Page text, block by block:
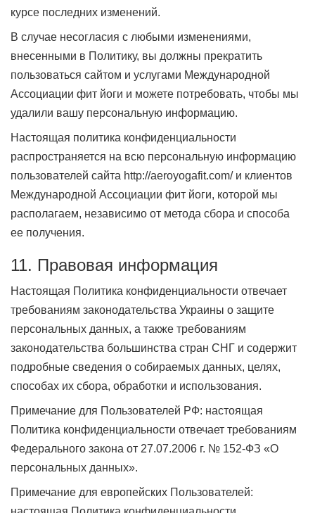
курсе последних изменений.
В случае несогласия с любыми изменениями,
внесенными в Политику, вы должны прекратить
пользоваться сайтом и услугами Международной
Ассоциации фит йоги и можете потребовать, чтобы мы
удалили вашу персональную информацию.
Настоящая политика конфиденциальности
распространяется на всю персональную информацию
пользователей сайта http://aeroyogafit.com/ и клиентов
Международной Ассоциации фит йоги, которой мы
располагаем, независимо от метода сбора и способа
ее получения.
11. Правовая информация
Настоящая Политика конфиденциальности отвечает
требованиям законодательства Украины о защите
персональных данных, а также требованиям
законодательства большинства стран СНГ и содержит
подробные сведения о собираемых данных, целях,
способах их сбора, обработки и использования.
Примечание для Пользователей РФ: настоящая
Политика конфиденциальности отвечает требованиям
Федерального закона от 27.07.2006 г. № 152-ФЗ «О
персональных данных».
Примечание для европейских Пользователей: